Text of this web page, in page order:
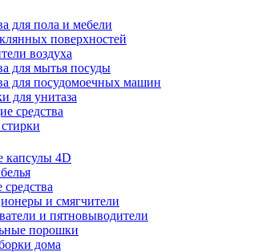
для пола и мебели
поверхностей
воздуха
для мытья посуды
для посудомоечных машин
для унитаза
средства
капсулы 4D
и смягчители
и пятновыводители
порошки
дома